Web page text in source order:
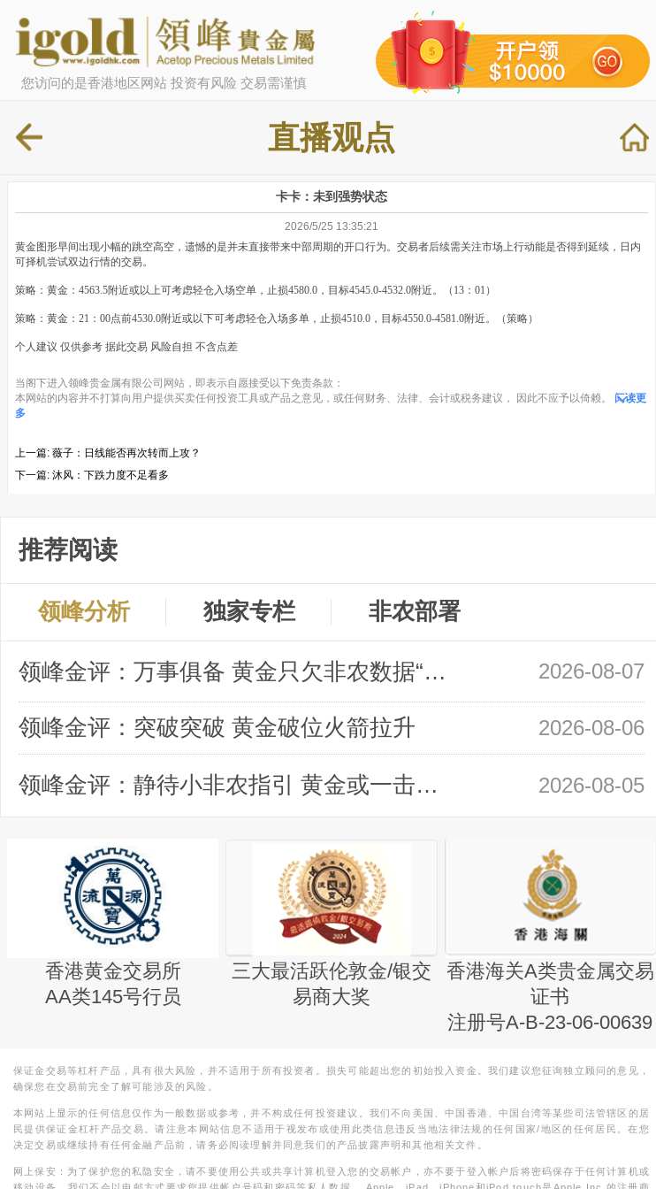
您访问的是香港地区网站 投资有风险 交易需谨慎
直播观点
卡卡：未到强势状态
2026/5/25 13:35:21
黄金图形早间出现小幅的跳空高空，遗憾的是并未直接带来中部周期的开口行为。交易者后续需关注市场上行动能是否得到延续，日内
可择机尝试双边行情的交易。
策略：黄金：4563.5附近或以上可考虑轻仓入场空单，止损4580.0，目标4545.0-4532.0附近。（13：01）
策略：黄金：21：00点前4530.0附近或以下可考虑轻仓入场多单，止损4510.0，目标4550.0-4581.0附近。（策略）
个人建议 仅供参考 据此交易 风险自担 不含点差
当阁下进入领峰贵金属有限公司网站，即表示自愿接受以下免责条款：
本网站的内容并不打算向用户提供买卖任何投资工具或产品之意见，或任何财务、法律、会计或税务建议， 因此不应予以倚赖。
阅读更
多
上一篇: 薇子：日线能否再次转而上攻？
下一篇: 沐风：下跌力度不足看多
推荐阅读
领峰分析 独家专栏 非农部署
领峰金评：万事俱备 黄金只欠非农数据“东风” 2026-08-07
领峰金评：突破突破 黄金破位火箭拉升 2026-08-06
领峰金评：静待小非农指引 黄金或一击破局 2026-08-05
香港黄金交易所
AA类145号行员
三大最活跃伦敦金/银交
易商大奖
香港海关A类贵金属交易
证书
注册号A-B-23-06-00639
保证金交易等杠杆产品，具有很大风险，并不适用于所有投资者。损失可能超出您的初始投入资金。我们建议您征询独立顾问的意见，
确保您在交易前完全了解可能涉及的风险。
本网站上显示的任何信息仅作为一般数据或参考，并不构成任何投资建议。我们不向美国、中国香港、中国台湾等某些司法管辖区的居
民提供保证金杠杆产品交易。请注意本网站信息不适用于视发布或使用此类信息违反当地法律法规的任何国家/地区的任何居民。在您
决定交易或继续持有任何金融产品前，请务必阅读理解并同意我们的产品披露声明和其他相关文件。
网上保安：为了保护您的私隐安全，请不要使用公共或共享计算机登入您的交易帐户，亦不要于登入帐户后将密码保存于任何计算机或